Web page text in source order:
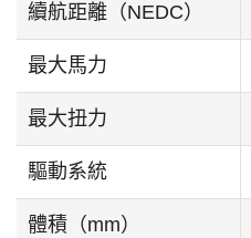
續航距離（NEDC）
最大馬力
最大扭力
驅動系統
體積（mm）